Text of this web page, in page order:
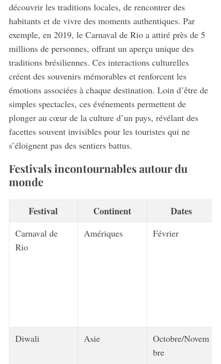
découvrir les traditions locales, de rencontrer des
habitants et de vivre des moments authentiques. Par
exemple, en 2019, le Carnaval de Rio a attiré près de 5
millions de personnes, offrant un aperçu unique des
traditions brésiliennes. Ces interactions culturelles
créent des souvenirs mémorables et renforcent les
émotions associées à chaque destination. Loin d’être de
simples spectacles, ces événements permettent de
plonger au cœur de la culture d’un pays, révélant des
facettes souvent invisibles pour les touristes qui ne
s’éloignent pas des sentiers battus.
Festivals incontournables autour du
monde
Festival Continent Dates
Carnaval de
Rio
Amériques Février
Diwali Asie
Octobre/Novem
bre